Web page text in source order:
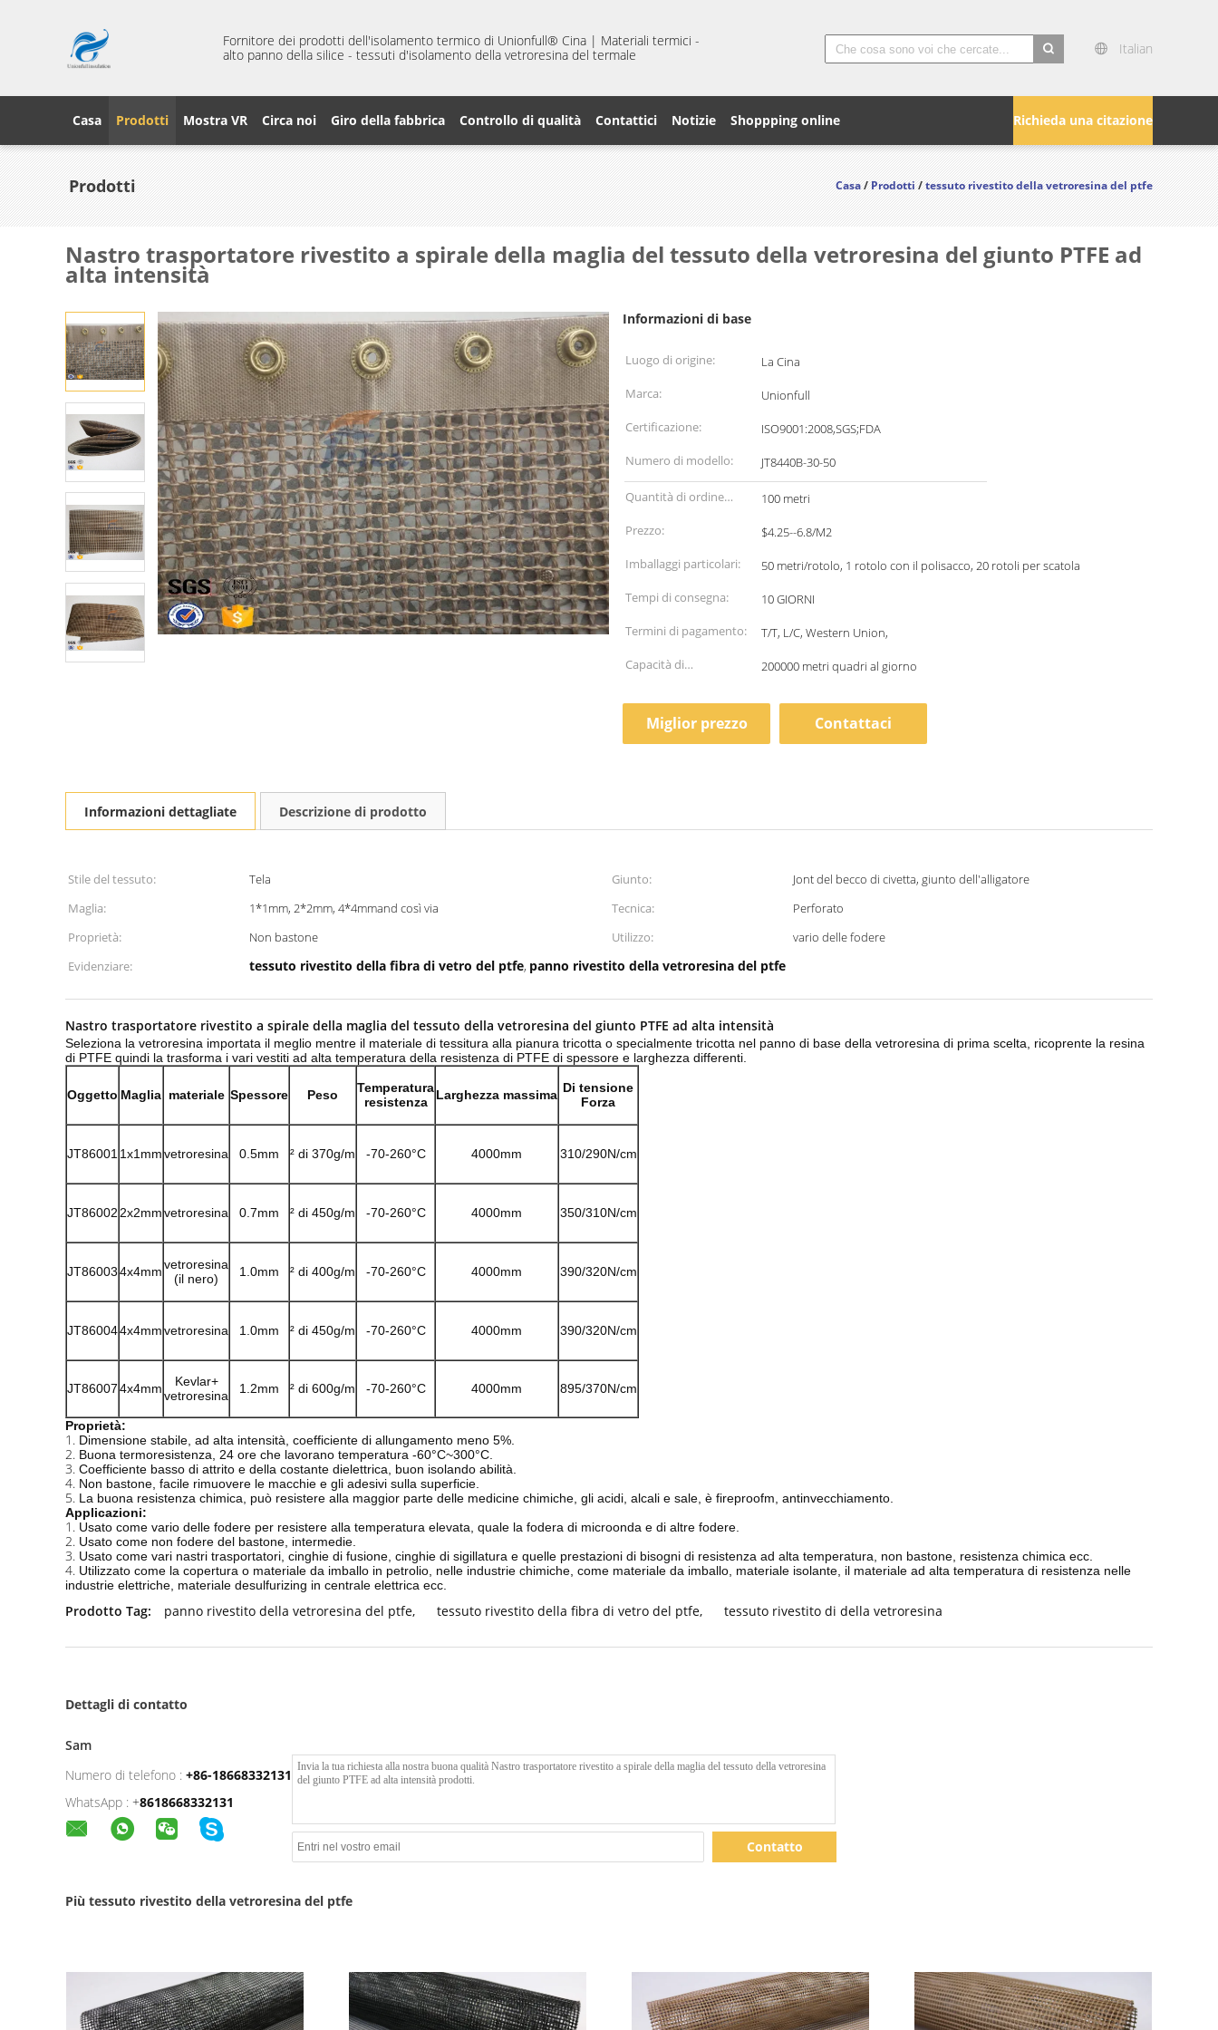
Fornitore dei prodotti dell'isolamento termico di Unionfull® Cina | Materiali termici -
alto panno della silice - tessuti d'isolamento della vetroresina del termale
Italian
Richieda una citazione
Casa Prodotti Mostra VR Circa noi Giro della fabbrica Controllo di qualità Contattici Notizie Shoppping online
Prodotti Casa/Prodotti/tessuto rivestito della vetroresina del ptfe
Nastro trasportatore rivestito a spirale della maglia del tessuto della vetroresina del giunto PTFE ad
alta intensità
Informazioni di base
Luogo di origine:
La Cina
Marca:
Unionfull
Certificazione:
ISO9001:2008,SGS;FDA
Numero di modello:
JT8440B-30-50
Quantità di ordine
minimo:
100 metri
Prezzo:
$4.25--6.8/M2
Imballaggi particolari:
50 metri/rotolo, 1 rotolo con il polisacco, 20 rotoli per scatola
Tempi di consegna:
10 GIORNI
Termini di pagamento:
T/T, L/C, Western Union,
Capacità di
200000 metri quadri al giorno
Miglior prezzo Contattaci
Informazioni dettagliate Descrizione di prodotto
Stile del tessuto: Tela Giunto:
Jont del becco di civetta, giunto dell'alligatore
Maglia:
1*1mm, 2*2mm, 4*4mmand così via Tecnica:
Perforato
Proprietà:
Non bastone Utilizzo:
vario delle fodere
Evidenziare:
tessuto rivestito della fibra di vetro del ptfe, panno rivestito della vetroresina del ptfe
Nastro trasportatore rivestito a spirale della maglia del tessuto della vetroresina del giunto PTFE ad alta intensità
Seleziona la vetroresina importata il meglio mentre il materiale di tessitura alla pianura tricotta o specialmente tricotta nel panno di base della vetroresina di prima scelta, ricoprente la resina
di PTFE quindi la trasforma i vari vestiti ad alta temperatura della resistenza di PTFE di spessore e larghezza differenti.
Oggetto Maglia materiale Spessore Peso
Temperatura
resistenza
Larghezza massima Di tensione
Forza
JT86001 1x1mmvetroresina 0.5mm ² di 370g/m -70-260°C 4000mm 310/290N/cm
JT86002 2x2mmvetroresina 0.7mm ² di 450g/m -70-260°C 4000mm 350/310N/cm
JT860034x4mmvetroresina
(il nero)
1.0mm ² di 400g/m -70-260°C 4000mm 390/320N/cm
JT860044x4mmvetroresina 1.0mm ² di 450g/m -70-260°C 4000mm 390/320N/cm
JT860074x4mm
Kevlar+
vetroresina
1.2mm ² di 600g/m -70-260°C 4000mm 895/370N/cm
Proprietà:
1. Dimensione stabile, ad alta intensità, coefficiente di allungamento meno 5%.
2. Buona termoresistenza, 24 ore che lavorano temperatura -60°C~300°C.
3. Coefficiente basso di attrito e della costante dielettrica, buon isolando abilità.
4. Non bastone, facile rimuovere le macchie e gli adesivi sulla superficie.
5. La buona resistenza chimica, può resistere alla maggior parte delle medicine chimiche, gli acidi, alcali e sale, è fireproofm, antinvecchiamento.
Applicazioni:
1. Usato come vario delle fodere per resistere alla temperatura elevata, quale la fodera di microonda e di altre fodere.
2. Usato come non fodere del bastone, intermedie.
3. Usato come vari nastri trasportatori, cinghie di fusione, cinghie di sigillatura e quelle prestazioni di bisogni di resistenza ad alta temperatura, non bastone, resistenza chimica ecc.
4. Utilizzato come la copertura o materiale da imballo in petrolio, nelle industrie chimiche, come materiale da imballo, materiale isolante, il materiale ad alta temperatura di resistenza nelle
industrie elettriche, materiale desulfurizing in centrale elettrica ecc.
Prodotto Tag: panno rivestito della vetroresina del ptfe, tessuto rivestito della fibra di vetro del ptfe, tessuto rivestito di della vetroresina
Dettagli di contatto
Sam
Numero di telefono : +86-18668332131
WhatsApp : +8618668332131
Contatto
Più tessuto rivestito della vetroresina del ptfe